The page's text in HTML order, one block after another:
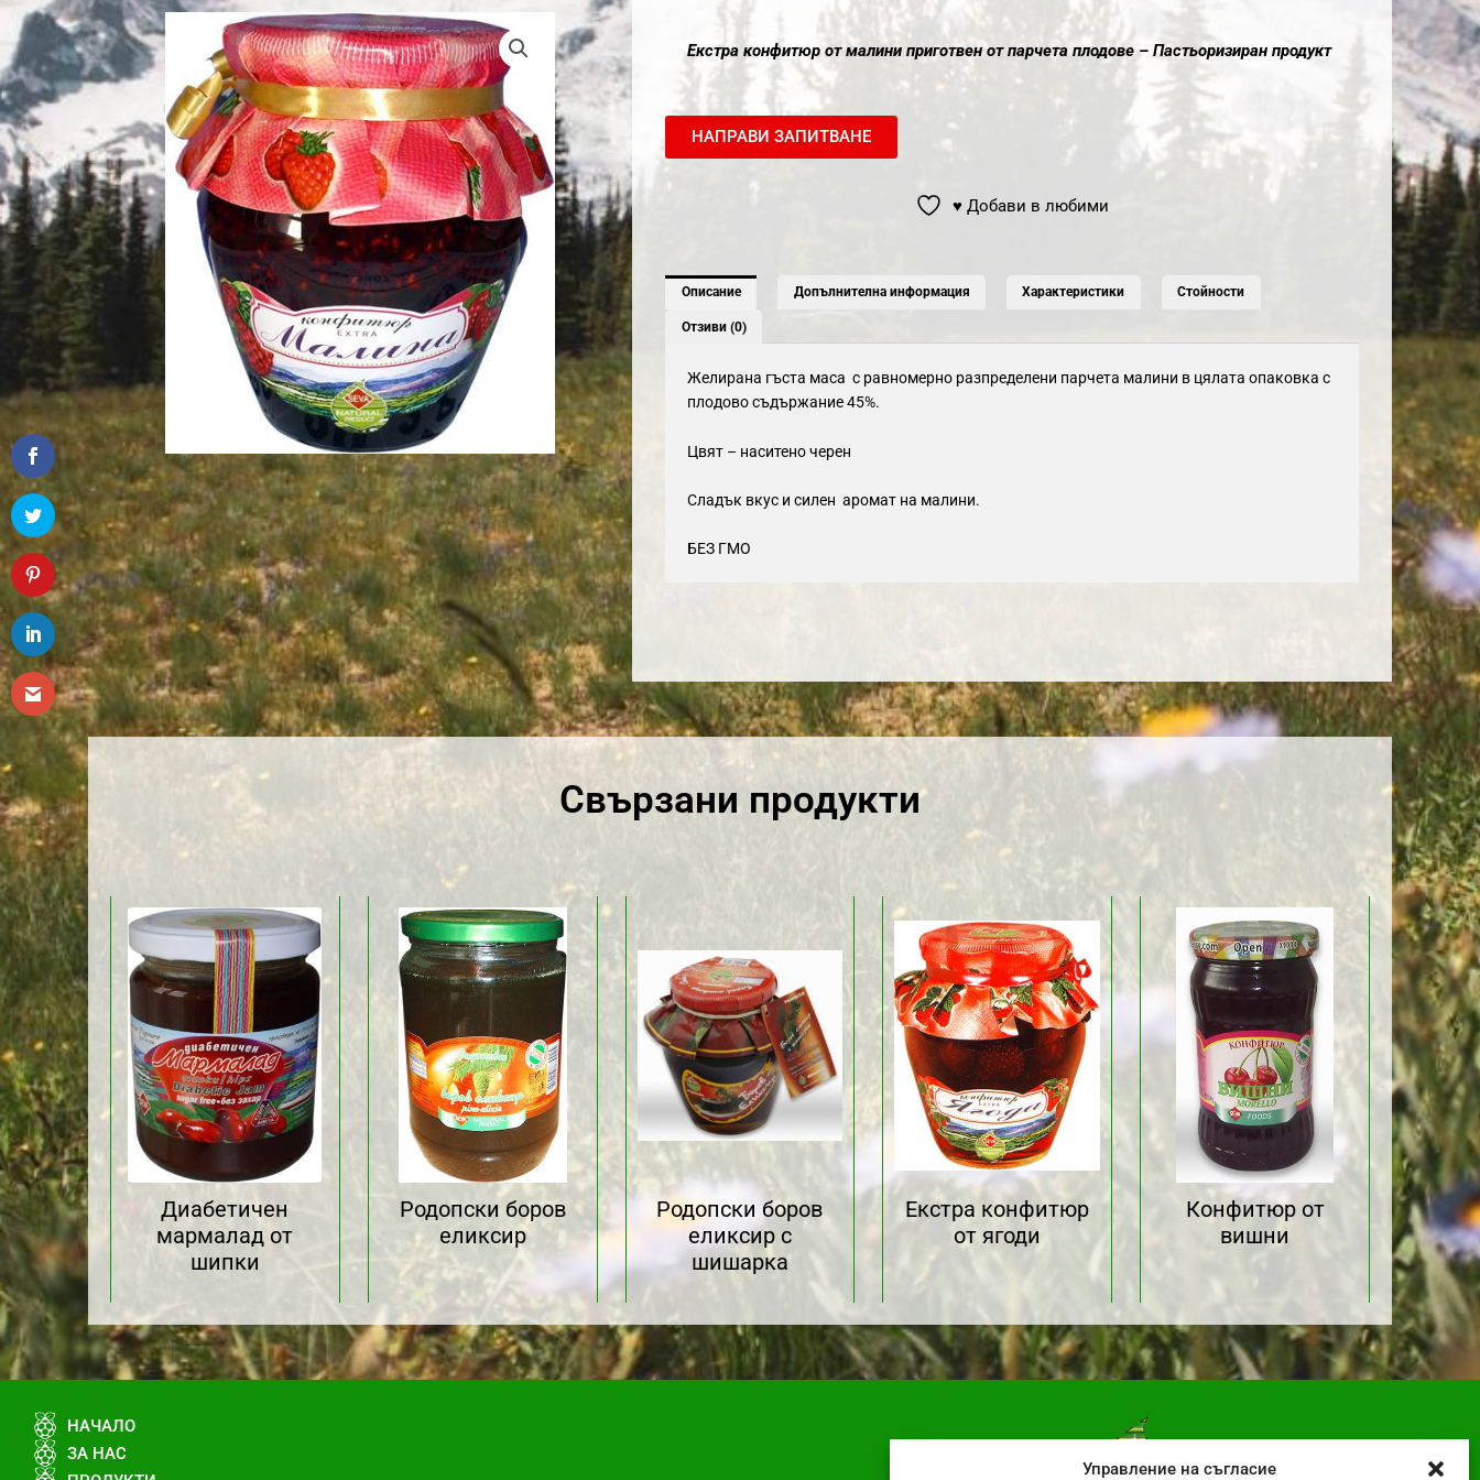
Управление на съгласие
Екстра конфитюр от малини приготвен от парчета плодове – Пастьоризиран продукт
НАПРАВИ ЗАПИТВАНЕ
♥ Добави в любими
Описание Допълнителна информация Характеристики Стойности
Отзиви (0)
Желирана гъста маса с равномерно разпределени парчета малини в цялата опаковка с
плодово съдържание 45%.
Цвят – наситено черен
Сладък вкус и силен аромат на малини.
БЕЗ ГМО
Свързани продукти
Диабетичен
мармалад от
шипки
Родопски боров
еликсир
Родопски боров
еликсир с
шишарка
Екстра конфитюр
от ягоди
Конфитюр от
вишни
НАЧАЛО
ЗА НАС